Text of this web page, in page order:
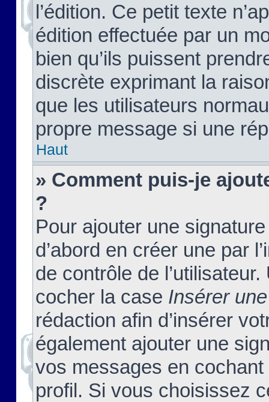
l’édition. Ce petit texte
édition effectuée par un
bien qu’ils puissent
discrète exprimant la
que les utilisateurs
propre message si une
Haut
» Comment puis-je
?
Pour ajouter une
d’abord en créer une par
de contrôle de
cocher la case Insérer
rédaction afin d’insérer
également ajouter une
vos messages en
profil. Si vous choisissez